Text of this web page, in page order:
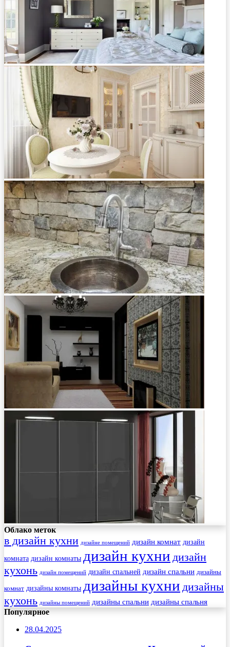
Облако меток
в дизайн кухни дизайне помещений дизайн комнат дизайн
комната дизайн комнаты дизайн кухни дизайн
кухонь дизайн помещений дизайн спальней дизайн спальни дизайны
комнат дизайны комнаты дизайны кухни дизайны
кухонь дизайны помещений дизайны спальни дизайны спальня
Популярное
28.04.2025